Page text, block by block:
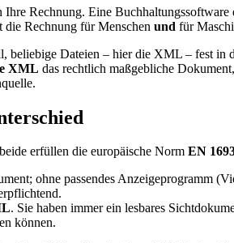
Rechnung. Eine
die Rechnung für Menschen und für
Dateien – hier die XML – fest in
XML das rechtlich maßgebliche
erfüllen die europäische Norm EN
ohne passendes Anzeigeprogramm
. Sie haben immer ein lesbares
können.